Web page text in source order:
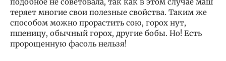
теряет многие свои полезные свойства. Таким же
способом можно прорастить сою, горох нут,
пшеницу, обычный горох, другие бобы. Но! Есть
пророщенную фасоль нельзя!